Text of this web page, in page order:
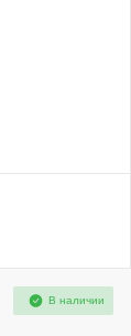
В наличии